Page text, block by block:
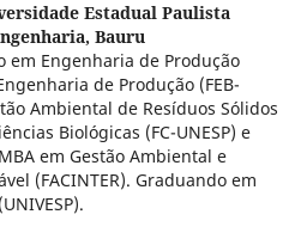
Estadual Paulista
Bauru
em Engenharia de Produção
de Produção (FEB-
Ambiental de Resíduos Sólidos
Biológicas (FC-UNESP) e
em Gestão Ambiental e
(FACINTER). Graduando em